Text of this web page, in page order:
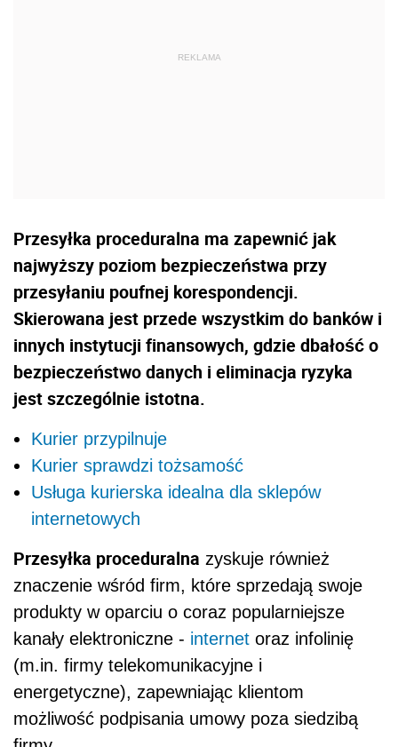
Przesyłka proceduralna ma zapewnić jak
najwyższy poziom bezpieczeństwa przy
przesyłaniu poufnej korespondencji.
Skierowana jest przede wszystkim do banków i
innych instytucji finansowych, gdzie dbałość o
bezpieczeństwo danych i eliminacja ryzyka
jest szczególnie istotna.
Kurier przypilnuje
Kurier sprawdzi tożsamość
Usługa kurierska idealna dla sklepów
internetowych
Przesyłka proceduralna zyskuje również
znaczenie wśród firm, które sprzedają swoje
produkty w oparciu o coraz popularniejsze
kanały elektroniczne - internet oraz infolinię
(m.in. firmy telekomunikacyjne i
energetyczne), zapewniając klientom
możliwość podpisania umowy poza siedzibą